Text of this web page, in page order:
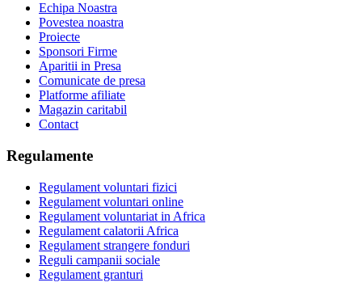
Echipa Noastra
Povestea noastra
Proiecte
Sponsori Firme
Aparitii in Presa
Comunicate de presa
Platforme afiliate
Magazin caritabil
Contact
Regulamente
Regulament voluntari fizici
Regulament voluntari online
Regulament voluntariat in Africa
Regulament calatorii Africa
Regulament strangere fonduri
Reguli campanii sociale
Regulament granturi